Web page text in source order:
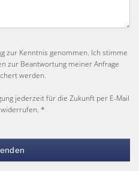
zur Kenntnis genommen. Ich stimme
zur Beantwortung meiner Anfrage
werden.
jederzeit für die Zukunft per E-Mail
*